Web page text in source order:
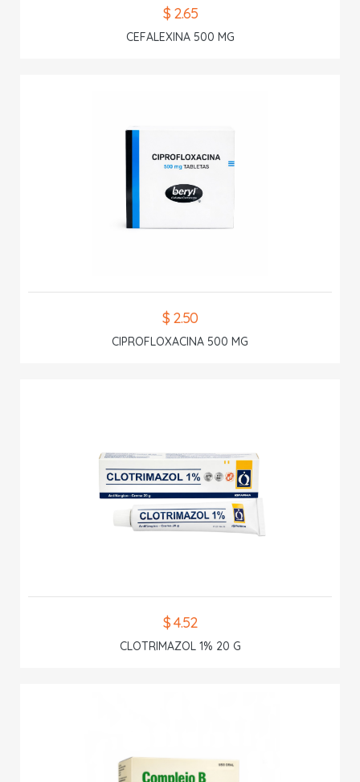
$ 2.65
CEFALEXINA 500 MG
$ 2.50
CIPROFLOXACINA 500 MG
$ 4.52
CLOTRIMAZOL 1% 20 G